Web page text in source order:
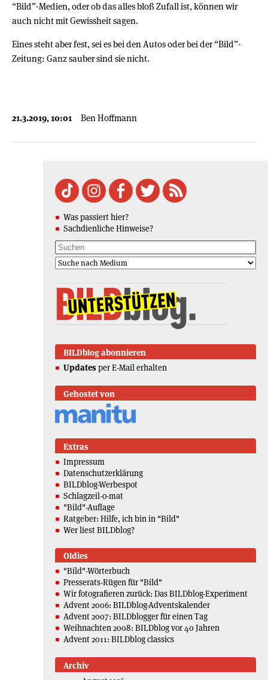
“Bild”-Medien, oder ob das alles bloß Zufall ist, können wir
auch nicht mit Gewissheit sagen.
Eines steht aber fest, sei es bei den Autos oder bei der “Bild”-
Zeitung: Ganz sauber sind sie nicht.
21.3.2019, 10:01 Ben Hoffmann
Was passiert hier?
Sachdienliche Hinweise?
BILDblog abonnieren
Updates per E-Mail erhalten
Gehostet von
Extras
Impressum
Datenschutzerklärung
BILDblog-Werbespot
Schlagzeil-o-mat
"Bild"-Auflage
Ratgeber: Hilfe, ich bin in "Bild"
Wer liest BILDblog?
Oldies
"Bild"-Wörterbuch
Presserats-Rügen für "Bild"
Wir fotografieren zurück: Das BILDblog-Experiment
Advent 2006: BILDblog-Adventskalender
Advent 2007: BILDblogger für einen Tag
Weihnachten 2008: BILDblog vor 40 Jahren
Advent 2011: BILDblog classics
Archiv